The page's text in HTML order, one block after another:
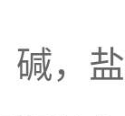
碱，